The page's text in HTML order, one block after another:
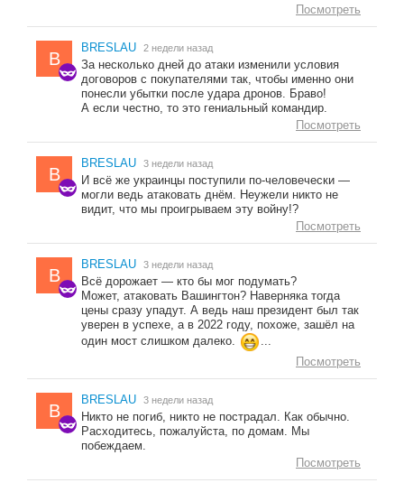
Посмотреть
B
BRESLAU 2 недели назад
За несколько дней до атаки изменили условия
договоров с покупателями так, чтобы именно они
понесли убытки после удара дронов. Браво!
А если честно, то это гениальный командир.
Посмотреть
B
BRESLAU 3 недели назад
И всё же украинцы поступили по-человечески —
могли ведь атаковать днём. Неужели никто не
видит, что мы проигрываем эту войну!?
Посмотреть
B
BRESLAU 3 недели назад
Всё дорожает — кто бы мог подумать?
Может, атаковать Вашингтон? Наверняка тогда
цены сразу упадут. А ведь наш президент был так
уверен в успехе, а в 2022 году, похоже, зашёл на
один мост слишком далеко.
Посмотреть
B
BRESLAU 3 недели назад
Никто не погиб, никто не пострадал. Как обычно.
Расходитесь, пожалуйста, по домам. Мы
побеждаем.
Посмотреть